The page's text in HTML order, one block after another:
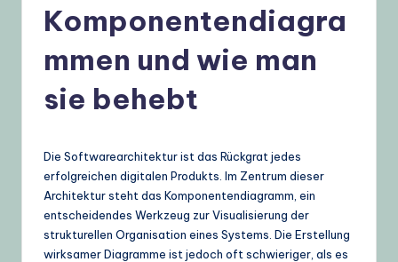
A
K
Komponentendiagra
mmen und wie man
sie behebt
Die Softwarearchitektur ist das Rückgrat jedes
erfolgreichen digitalen Produkts. Im Zentrum dieser
Architektur steht das Komponentendiagramm, ein
entscheidendes Werkzeug zur Visualisierung der
strukturellen Organisation eines Systems. Die Erstellung
wirksamer Diagramme ist jedoch oft schwieriger, als es